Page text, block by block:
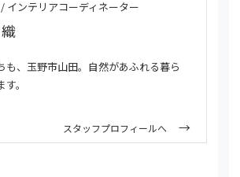
インテリアコーディネーター
も、玉野市山田。自然があふれる暮ら
。
スタッフプロフィールへ